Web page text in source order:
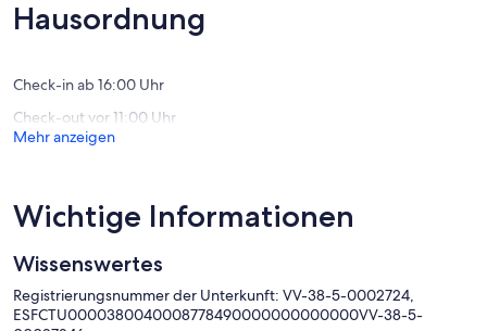
(1
Bewertung)
Hausordnung
Check-in ab 16:00 Uhr
Check-out vor 11:00 Uhr
Mehr anzeigen
Wichtige Informationen
Wissenswertes
Registrierungsnummer der Unterkunft: VV-38-5-0002724,
ESFCTU0000380040008778490000000000000VV-38-5-